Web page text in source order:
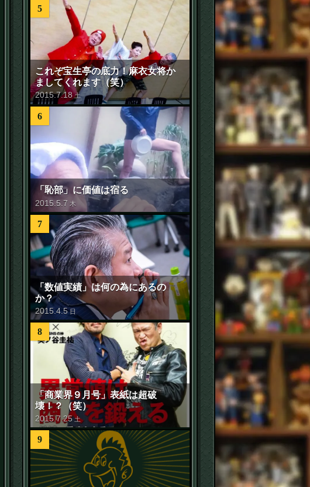
5
これぞ宝生亭の底力！麻衣女将か
ましてくれます（笑）
2015.7.18 土
6
「恥部」に価値は宿る
2015 .5 .7 木
7
「数値実績」は何の為にあるの
か？
2015 .4.5 日
8
「商業界９月号」表紙は超破
壊！？（笑）
2015.7.25 土
9